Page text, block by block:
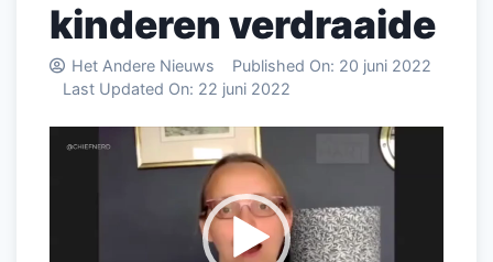
kinderen verdraaide
Het Andere Nieuws Published On: 20 juni 2022
Last Updated On: 22 juni 2022
Videospeler